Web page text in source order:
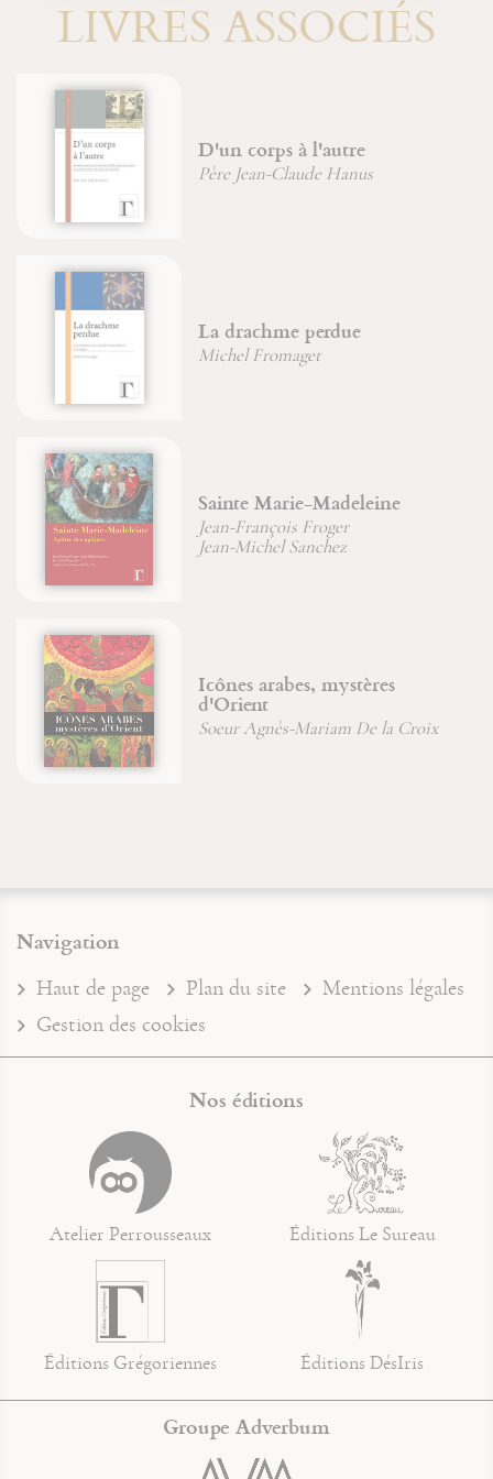
LIVRES ASSOCIÉS
D'un corps à l'autre
Père Jean-Claude Hanus
La drachme perdue
Michel Fromaget
Sainte Marie-Madeleine
Jean-François Froger
Jean-Michel Sanchez
Icônes arabes, mystères
d'Orient
Soeur Agnès-Mariam De la Croix
Navigation
Haut de page Plan du site
Mentions légales
Gestion des cookies
Nos éditions
Atelier Perrousseaux Éditions Le Sureau
Éditions Grégoriennes Éditions DésIris
Groupe Adverbum